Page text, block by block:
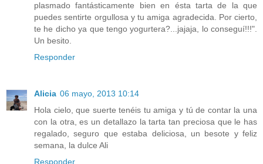
plasmado fantásticamente bien en ésta tarta de la que
puedes sentirte orgullosa y tu amiga agradecida. Por cierto,
te he dicho ya que tengo yogurtera?...jajaja, lo conseguí!!!".
Un besito.
Responder
Alicia 06 mayo, 2013 10:14
Hola cielo, que suerte tenéis tu amiga y tú de contar la una
con la otra, es un detallazo la tarta tan preciosa que le has
regalado, seguro que estaba deliciosa, un besote y feliz
semana, la dulce Ali
Responder